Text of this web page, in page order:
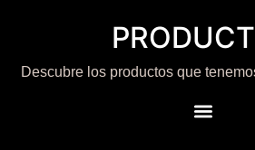
Descubre los productos que